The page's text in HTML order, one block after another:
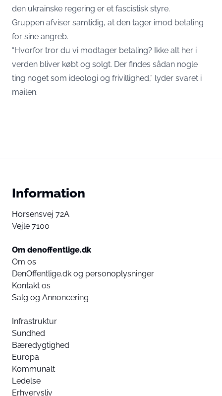
den ukrainske regering er et fascistisk styre.
Gruppen afviser samtidig, at den tager imod betaling
for sine angreb.
“Hvorfor tror du vi modtager betaling? Ikke alt her i
verden bliver købt og solgt. Der findes sådan nogle
ting noget som ideologi og frivillighed,” lyder svaret i
mailen.
Information
Horsensvej 72A
Vejle 7100
Om denoffentlige.dk
Om os
DenOffentlige.dk og personoplysninger
Kontakt os
Salg og Annoncering
Infrastruktur
Sundhed
Bæredygtighed
Europa
Kommunalt
Ledelse
Erhvervsliv